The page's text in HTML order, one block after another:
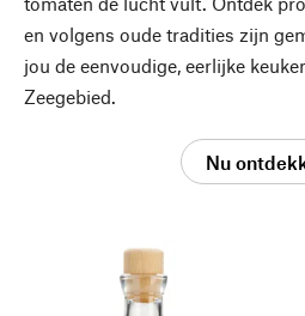
en volgens oude tradities zijn
jou de eenvoudige, eerlijke
Zeegebied.
Nu